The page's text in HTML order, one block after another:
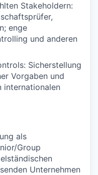
Stakeholdern:
enge
und anderen
Sicherstellung
Vorgaben und
internationalen
als
Group
Unternehmen